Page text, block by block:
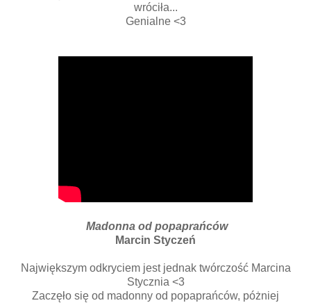
wróciła...
Genialne <3
Madonna od popaprańców
Marcin Styczeń
Największym odkryciem jest jednak twórczość Marcina
Stycznia <3
Zaczęło się od madonny od popaprańców, póżniej